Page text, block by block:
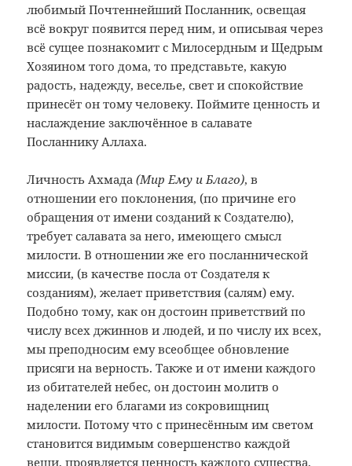
любимыйПочтеннейший Посланник, освещая
всёвокруг появится перед ним, и описываячерез
всё сущее познакомит с Милосердными Щедрым
Хозяином того дома, топредставьте, какую
радость, надежду,веселье, свет и спокойствие
принесётон тому человеку. Поймите ценность и
наслаждение заключённое в салавате
Посланнику Аллаха.
Личность Ахмада(Мир Ему и Благо), в
отношении его поклонения, (по причине его
обращения от имени созданий к Создателю),
требует салавата за него, имеющего смысл
милости. В отношении же его посланнической
миссии, (в качестве посла от Создателя к
созданиям), желает приветствия (салям) ему.
Подобно тому, как он достоин приветствий по
числу всех джиннов и людей, и по числу их всех,
мы преподносим ему всеобщее обновление
присяги на верность. Также и от имени каждого
из обитателей небес, он достоин молитв о
наделении его благами из сокровищниц
милости. Потому что с принесённым им светом
становится видимым совершенство каждой
вещи, проявляется ценность каждого существа,